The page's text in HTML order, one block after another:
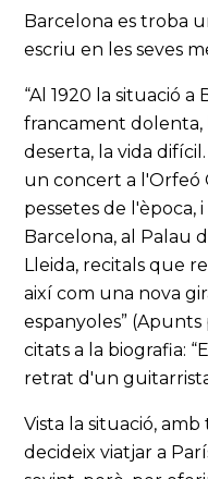
Barcelona es troba
escriu en les seves
“Al 1920 la situació a
francament dolenta,
deserta, la vida
un concert a l'Orfeó
pessetes de l'època,
Barcelona, al Palau
Lleida, recitals que
així com una nova
espanyoles”
citats a la biografia:
retrat d'un
Vista la situació,
decideix viatjar a